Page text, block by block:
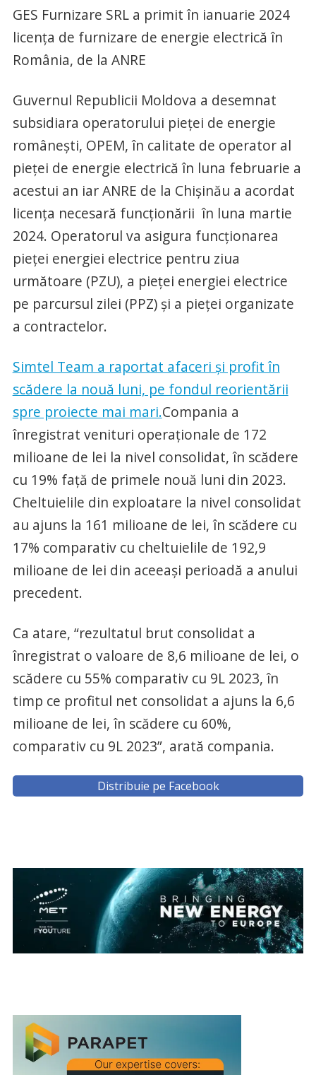
GES Furnizare SRL a primit în ianuarie 2024
licența de furnizare de energie electrică în
România, de la ANRE
Guvernul Republicii Moldova a desemnat
subsidiara operatorului pieței de energie
românești, OPEM, în calitate de operator al
pieței de energie electrică în luna februarie a
acestui an iar ANRE de la Chișinău a acordat
licența necesară funcționării în luna martie
2024. Operatorul va asigura funcţionarea
pieţei energiei electrice pentru ziua
următoare (PZU), a pieţei energiei electrice
pe parcursul zilei (PPZ) şi a pieţei organizate
a contractelor.
Simtel Team a raportat afaceri și profit în
scădere la nouă luni, pe fondul reorientării
spre proiecte mai mari.Compania a
înregistrat venituri operaționale de 172
milioane de lei la nivel consolidat, în scădere
cu 19% față de primele nouă luni din 2023.
Cheltuielile din exploatare la nivel consolidat
au ajuns la 161 milioane de lei, în scădere cu
17% comparativ cu cheltuielile de 192,9
milioane de lei din aceeași perioadă a anului
precedent.
Ca atare, “rezultatul brut consolidat a
înregistrat o valoare de 8,6 milioane de lei, o
scădere cu 55% comparativ cu 9L 2023, în
timp ce profitul net consolidat a ajuns la 6,6
milioane de lei, în scădere cu 60%,
comparativ cu 9L 2023”, arată compania.
Distribuie pe Facebook